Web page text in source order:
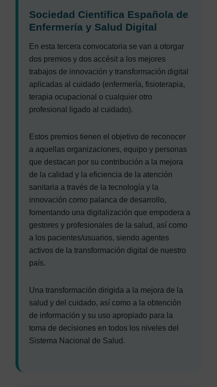
Sociedad Científica Española de
Enfermería y Salud Digital
En esta tercera convocatoria se van a otorgar
dos premios y dos accésit a los mejores
trabajos de innovación y transformación digital
aplicadas al cuidado (enfermería, fisioterapia,
terapia ocupacional o cualquier otro
profesional ligado al cuidado).
Estos premios tienen el objetivo de reconocer
a aquellas organizaciones, equipo y personas
que destacan por su contribución a la mejora
de la calidad y la eficiencia de la atención
sanitaria a través de la tecnología y la
innovación como palanca de desarrollo,
fomentando una digitalización que empodera a
gestores y profesionales de la salud, así como
a los pacientes/usuarios, siendo agentes
activos de la transformación digital de nuestro
país.
Una transformación dirigida a la mejora de la
salud y del cuidado, así como a la obtención
de información y su uso apropiado para la
toma de decisiones en todos los niveles del
Sistema Nacional de Salud.